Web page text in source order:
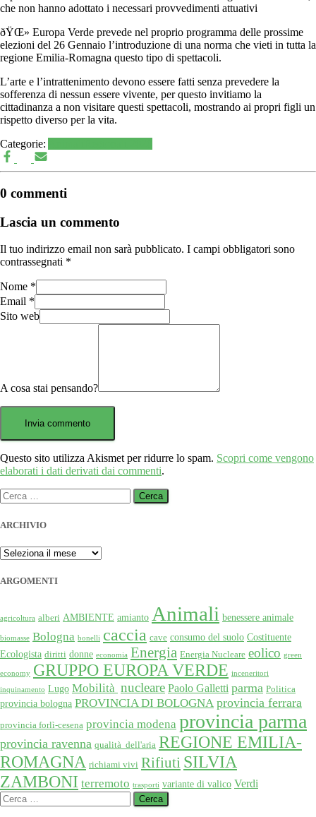
che non hanno adottato i necessari provvedimenti attuativi
ðŸŒ» Europa Verde prevede nel proprio programma delle prossime
elezioni del 26 Gennaio l’introduzione di una norma che vieti in tutta la
regione Emilia-Romagna questo tipo di spettacoli.
L’arte e l’intrattenimento devono essere fatti senza prevedere la
sofferenza di nessun essere vivente, per questo invitiamo la
cittadinanza a non visitare questi spettacoli, mostrando ai propri figli un
rispetto diverso per la vita.
Categorie:
0 commenti
Lascia un commento
Il tuo indirizzo email non sarà pubblicato. I campi obbligatori sono
contrassegnati *
Nome *
Email *
Sito web
A cosa stai pensando?
Questo sito utilizza Akismet per ridurre lo spam. Scopri come vengono
elaborati i dati derivati dai commenti.
Ricerca
per:
ARCHIVIO
ARCHIVIO
ARGOMENTI
agricoltura alberi AMBIENTE amianto Animali benessere animale
biomasse Bologna bonelli caccia cave consumo del suolo Costituente
Ecologista diritti donne economia Energia Energia Nucleare eolico green
economy GRUPPO EUROPA VERDE inceneritori
inquinamento Lugo Mobilità nucleare Paolo Galletti parma Politica
provincia bologna PROVINCIA DI BOLOGNA provincia ferrara
provincia forlì-cesena provincia modena provincia parma
provincia ravenna qualità dell'aria REGIONE EMILIA-
ROMAGNA richiami vivi Rifiuti SILVIA
ZAMBONI terremoto trasporti variante di valico Verdi
Ricerca
per: